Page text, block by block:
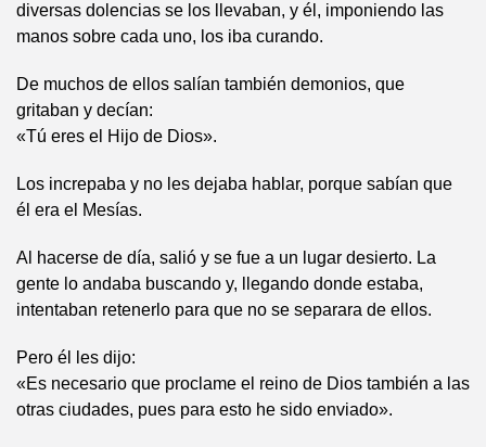
diversas dolencias se los llevaban, y él, imponiendo las
manos sobre cada uno, los iba curando.
De muchos de ellos salían también demonios, que
gritaban y decían:
«Tú eres el Hijo de Dios».
Los increpaba y no les dejaba hablar, porque sabían que
él era el Mesías.
Al hacerse de día, salió y se fue a un lugar desierto. La
gente lo andaba buscando y, llegando donde estaba,
intentaban retenerlo para que no se separara de ellos.
Pero él les dijo:
«Es necesario que proclame el reino de Dios también a las
otras ciudades, pues para esto he sido enviado».